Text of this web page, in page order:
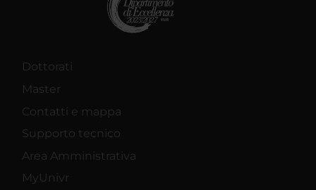
Dottorati
Master
Contatti e mappa
Supporto tecnico
Area Amministrativa
MyUnivr